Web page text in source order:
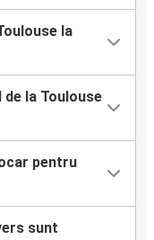
la
la Toulouse
pentru
sunt